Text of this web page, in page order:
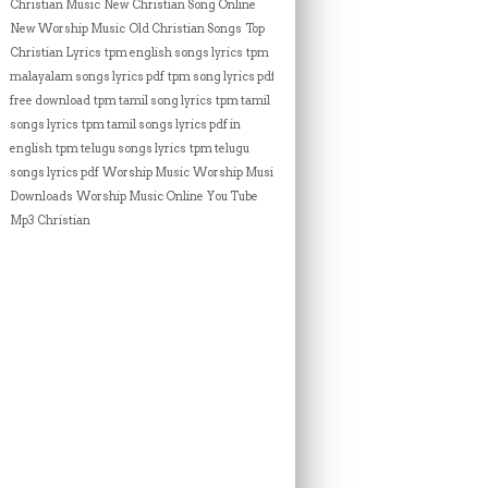
Christian Music New Christian Song Online
New Worship Music Old Christian Songs Top
Christian Lyrics tpm english songs lyrics tpm
malayalam songs lyrics pdf tpm song lyrics pdf
free download tpm tamil song lyrics tpm tamil
songs lyrics tpm tamil songs lyrics pdf in
english tpm telugu songs lyrics tpm telugu
songs lyrics pdf Worship Music Worship Music
Downloads Worship Music Online You Tube
Mp3 Christian